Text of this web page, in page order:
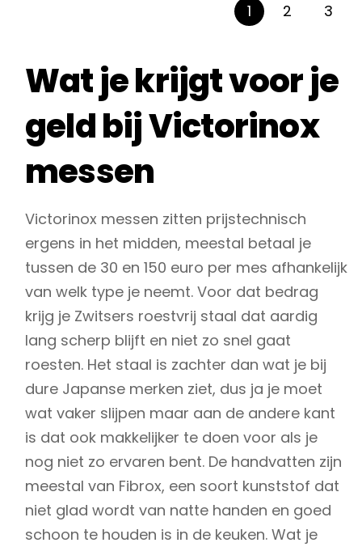
optie
kan
gekozen
op
productpagina
variaties.
optie
gekozen
productpagina
1 2 3
Wat je krijgt voor je
geld bij Victorinox
messen
Victorinox messen zitten prijstechnisch
ergens in het midden, meestal betaal je
tussen de 30 en 150 euro per mes afhankelijk
van welk type je neemt. Voor dat bedrag
krijg je Zwitsers roestvrij staal dat aardig
lang scherp blijft en niet zo snel gaat
roesten. Het staal is zachter dan wat je bij
dure Japanse merken ziet, dus ja je moet
wat vaker slijpen maar aan de andere kant
is dat ook makkelijker te doen voor als je
nog niet zo ervaren bent. De handvatten zijn
meestal van Fibrox, een soort kunststof dat
niet glad wordt van natte handen en goed
schoon te houden is in de keuken. Wat je